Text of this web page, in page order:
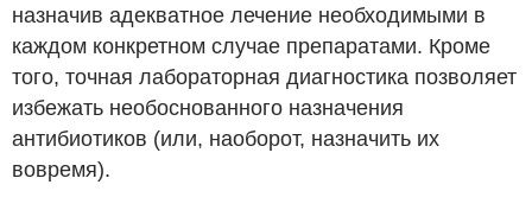
назначив адекватное лечение необходимыми в
каждом конкретном случае препаратами. Кроме
того, точная лабораторная диагностика позволяет
избежать необоснованного назначения
антибиотиков (или, наоборот, назначить их
вовремя).